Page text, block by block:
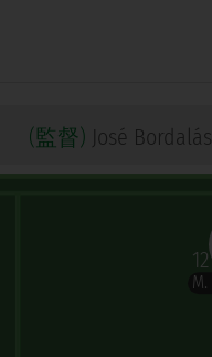
(監督) José Bordalás
12